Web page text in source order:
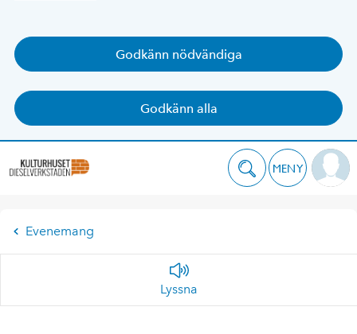
Godkänn nödvändiga
Godkänn alla
MENY
Evenemang
Lyssna